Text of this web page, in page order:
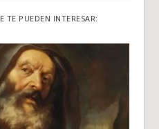
TE PUEDEN INTERESAR: